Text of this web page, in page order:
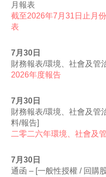
月報表
截至2026年7月31日止月
表
7月30日
財務報表/環境、社會及管
2026年度報告
7月30日
財務報表/環境、社會及管
料/報告]
二零二六年環境、社會及
7月30日
通函 – [一般性授權 / 回購